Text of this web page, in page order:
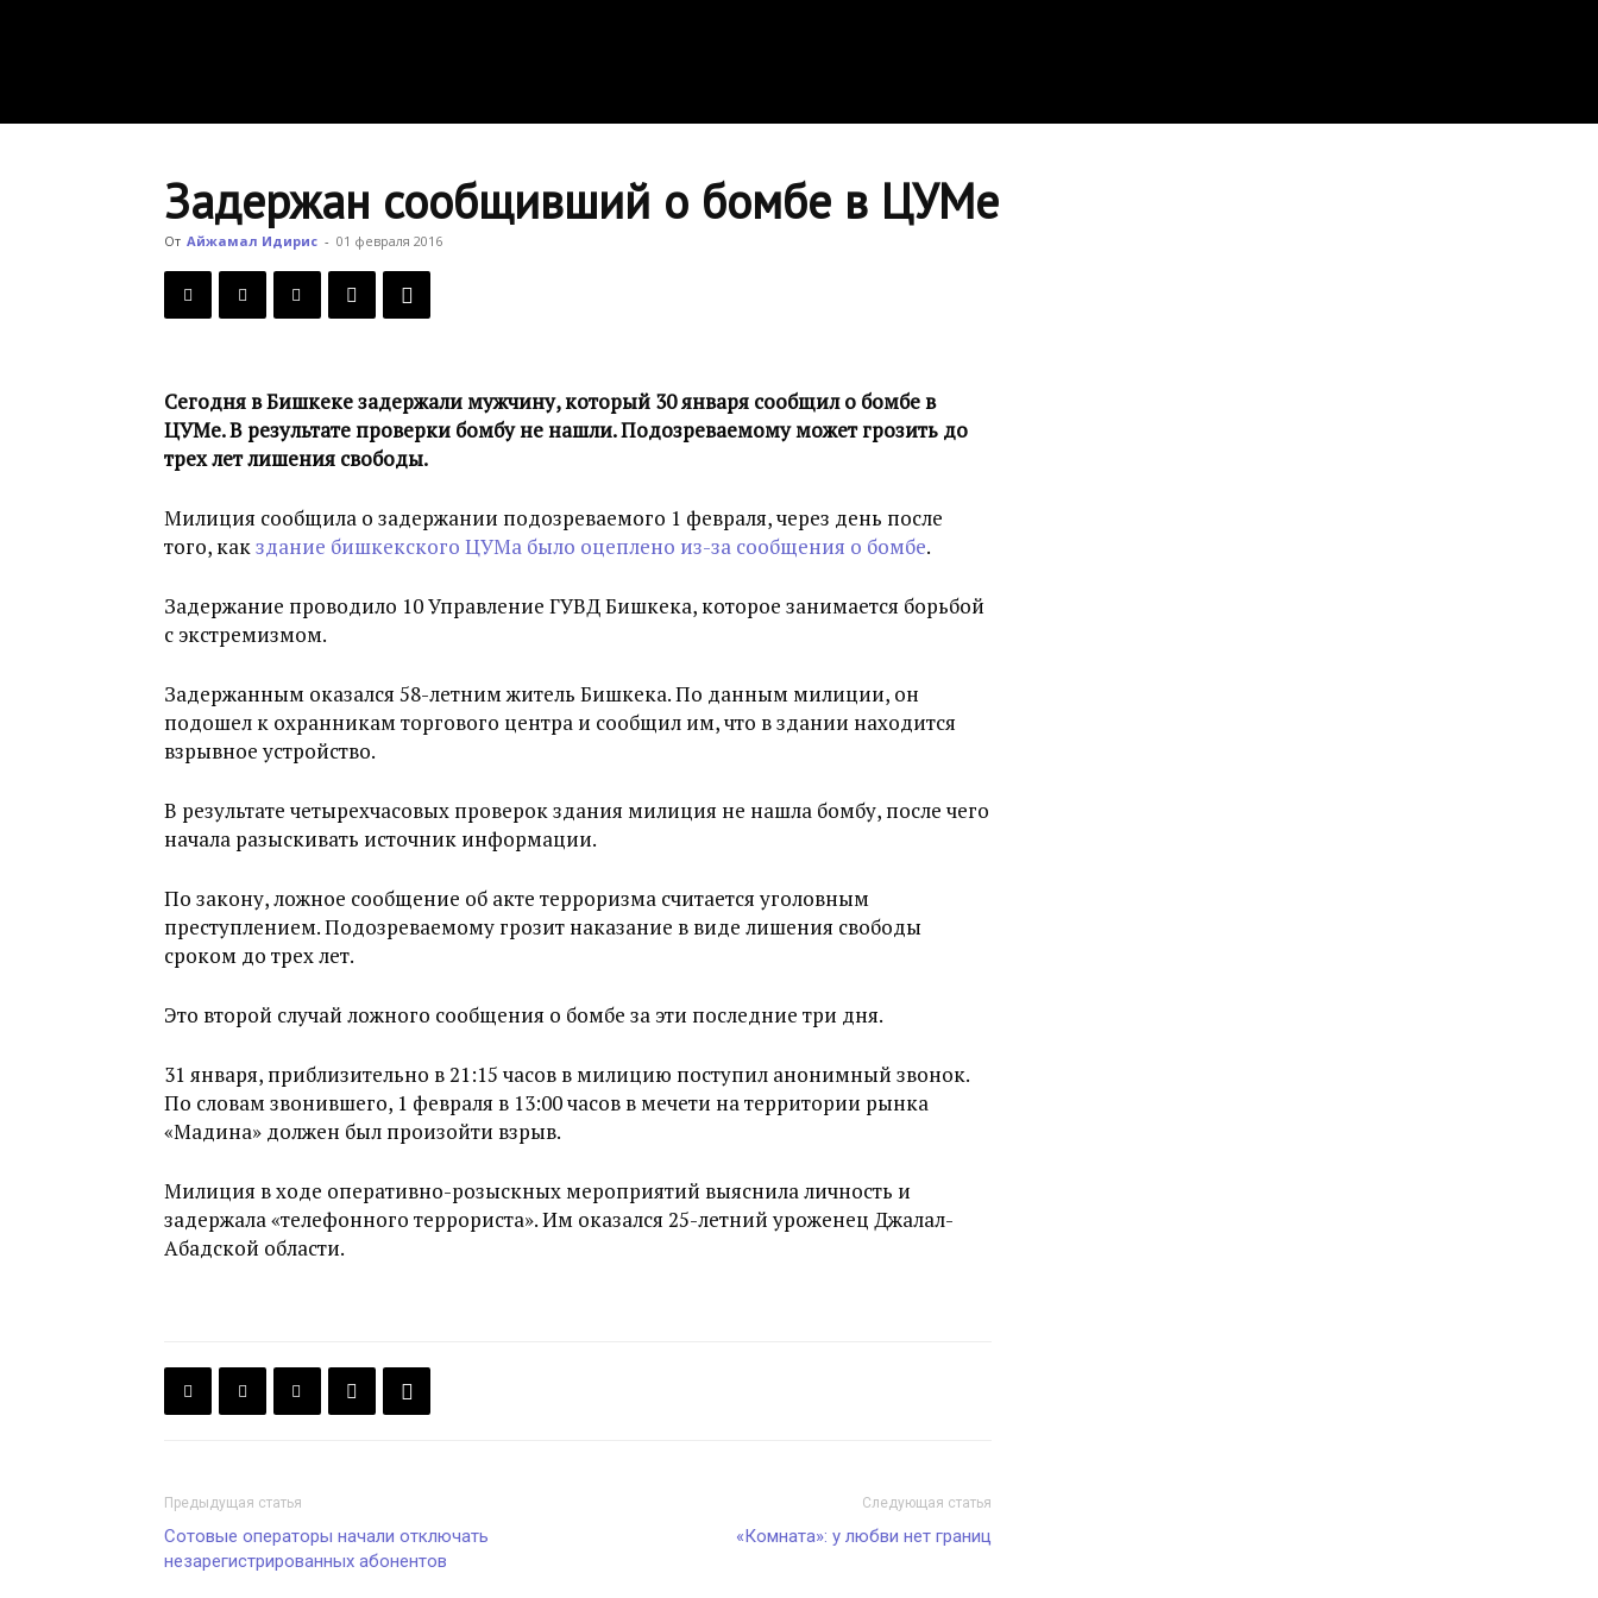
Задержан сообщивший о бомбе в ЦУМе
От Айжамал Идирис - 01 февраля 2016
Сегодня в Бишкеке задержали мужчину, который 30 января сообщил о бомбе в
ЦУМе. В результате проверки бомбу не нашли. Подозреваемому может грозить до
трех лет лишения свободы.
Милиция сообщила о задержании подозреваемого 1 февраля, через день после
того, какздание бишкекского ЦУМа было оцеплено из-за сообщения о бомбе.
Задержание проводило 10 Управление ГУВД Бишкека, которое занимается борьбой
с экстремизмом.
Задержанным оказался 58-летним житель Бишкека. По данным милиции, он
подошел к охранникам торгового центра и сообщил им, что в здании находится
взрывное устройство.
В результате четырехчасовых проверок здания милиция не нашла бомбу, после чего
начала разыскивать источник информации.
По закону, ложное сообщение об акте терроризма считается уголовным
преступлением. Подозреваемому грозит наказание в виде лишения свободы
сроком до трех лет.
Это второй случай ложного сообщения о бомбе за эти последние три дня.
31 января, приблизительно в 21:15 часов в милицию поступил анонимный звонок.
По словам звонившего, 1 февраля в 13:00 часов в мечети на территории рынка
«Мадина» должен был произойти взрыв.
Милиция в ходе оперативно-розыскных мероприятий выяснила личность и
задержала «телефонного террориста». Им оказался 25-летний уроженец Джалал-
Абадской области.
Предыдущая статья
Сотовые операторы начали отключать
незарегистрированных абонентов
Следующая статья
«Комната»: у любви нет границ